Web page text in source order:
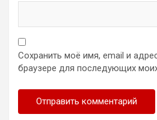
Сохранить моё имя, email и
браузере для последующих